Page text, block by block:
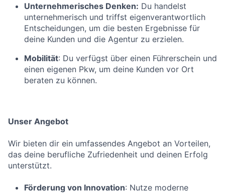
Unternehmerisches Denken: Du handelst
unternehmerisch und triffst eigenverantwortlich
Entscheidungen, um die besten Ergebnisse für
deine Kunden und die Agentur zu erzielen.
Mobilität: Du verfügst über einen Führerschein und
einen eigenen Pkw, um deine Kunden vor Ort
beraten zu können.
Unser Angebot
Wir bieten dir ein umfassendes Angebot an Vorteilen,
das deine berufliche Zufriedenheit und deinen Erfolg
unterstützt.
Förderung von Innovation: Nutze moderne